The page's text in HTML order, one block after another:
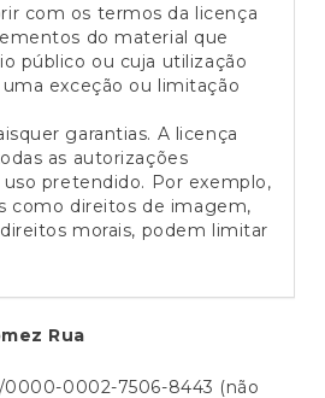
com os termos da licença
do material que
público ou cuja utilização
exceção ou limitação
garantias. A licença
as autorizações
uso pretendido. Por exemplo,
como direitos de imagem,
morais, podem limitar
Rua
0002-7506-8443 (não